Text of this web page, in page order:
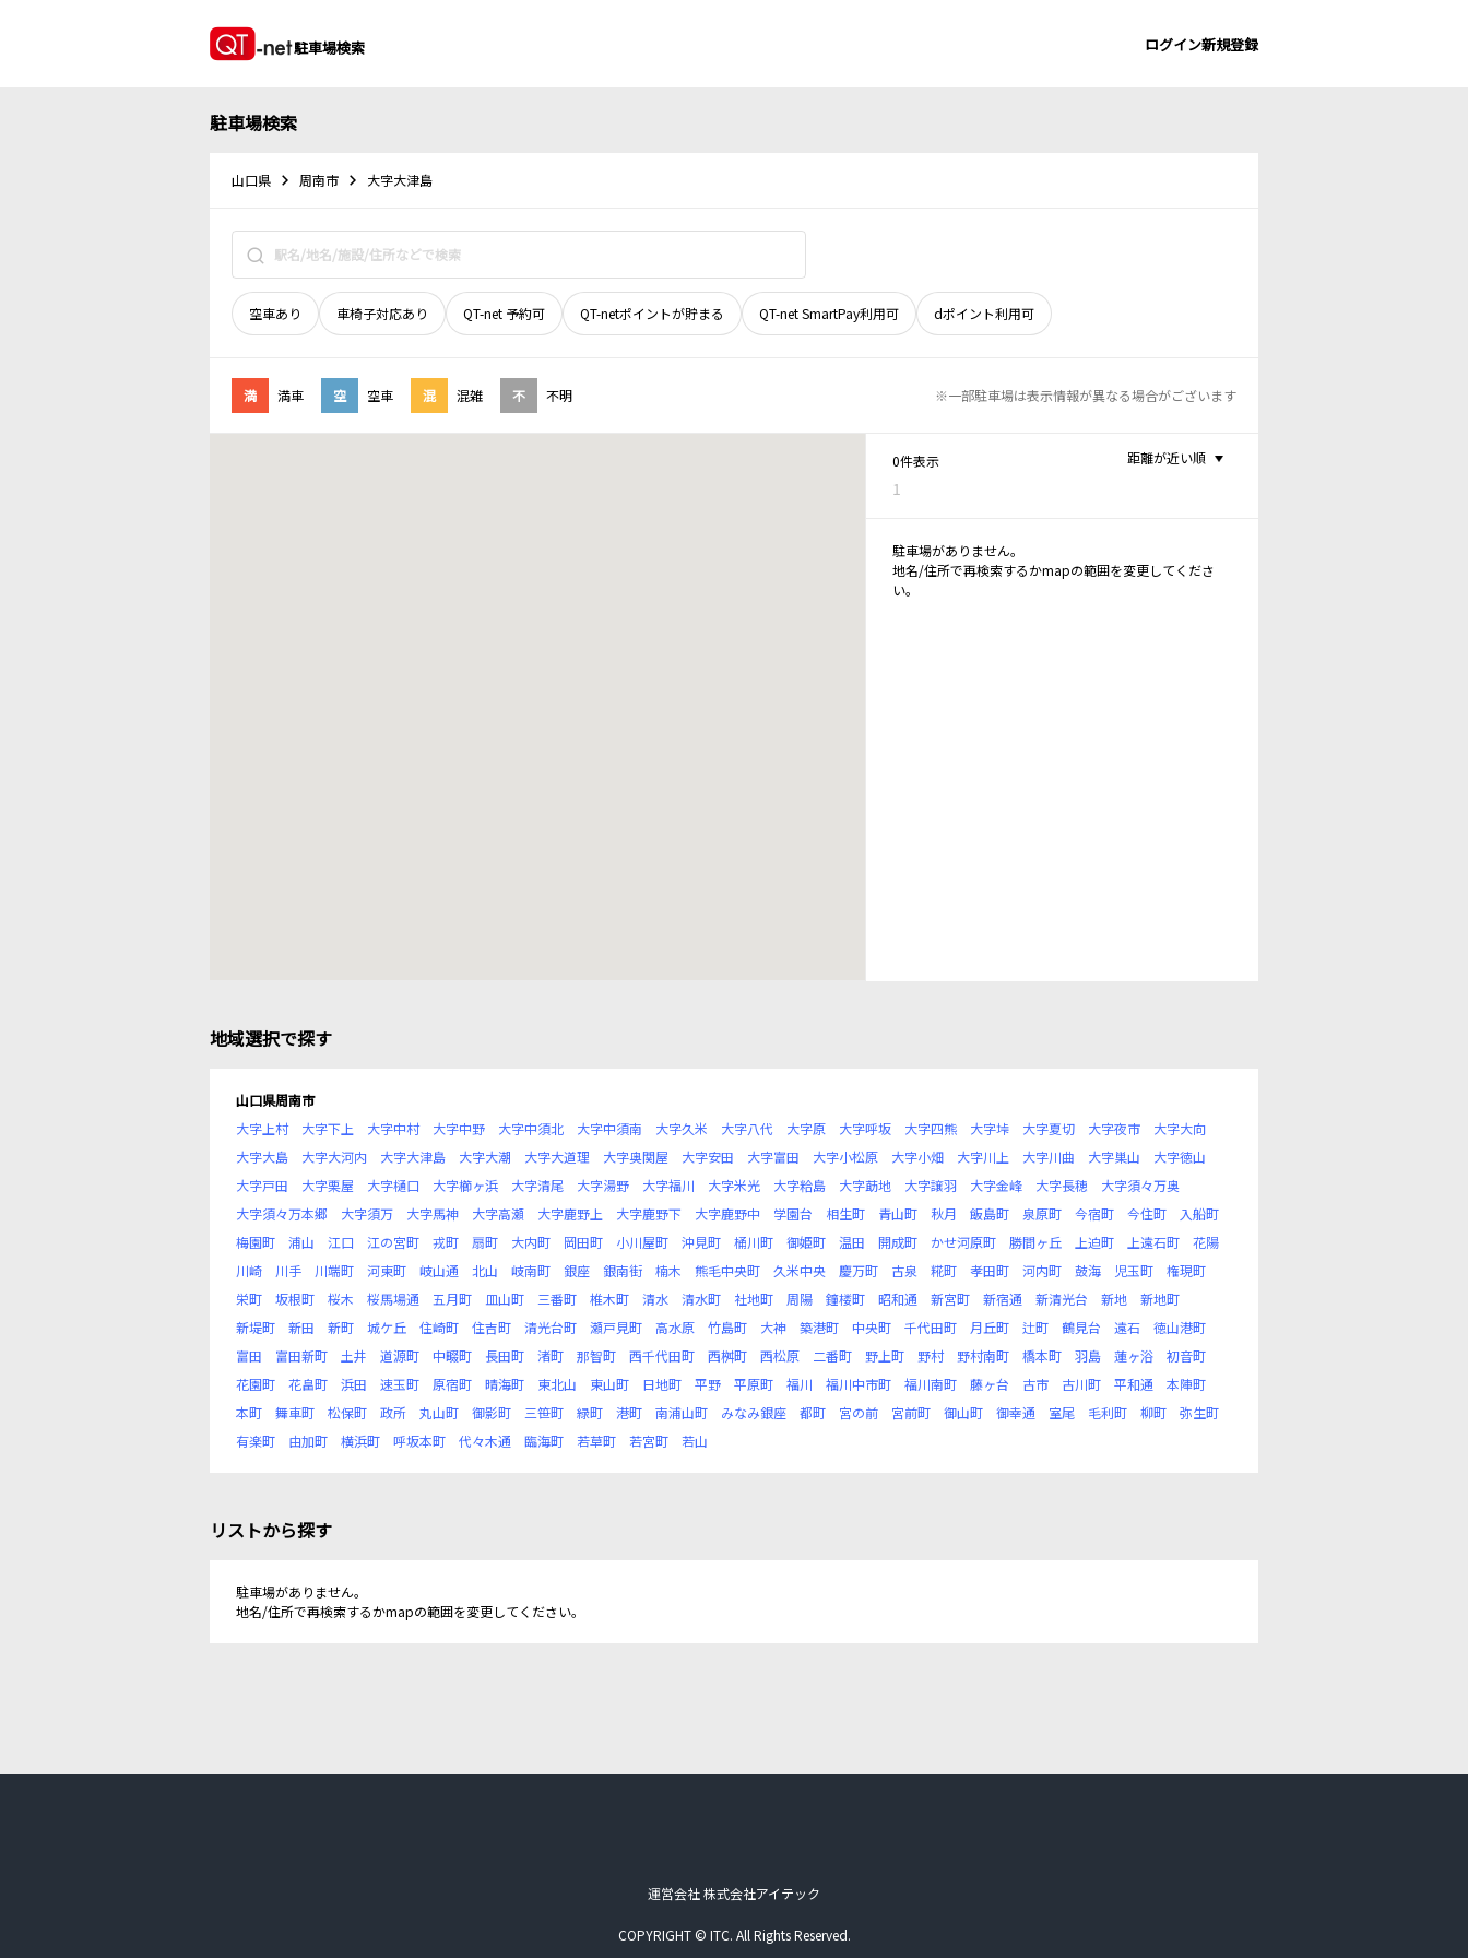
駐車場検索 ログイン新規登録
駐車場検索
山口県 周南市 大字大津島
空車あり 車椅子対応あり QT-net 予約可 QT-netポイントが貯まる QT-net SmartPay利用可 dポイント利用可
満 満車 空 空車 混 混雑 不 不明 ※一部駐車場は表示情報が異なる場合がございます
0件表示
1
距離が近い順
駐車場がありません。
地名/住所で再検索するかmapの範囲を変更してくださ
い。
地域選択で探す
山口県周南市
大字上村
大字下上 大字中村 大字中野 大字中須北 大字中須南 大字久米 大字八代 大字原 大字呼坂 大字四熊 大字垰 大字夏切 大字夜市
大字大向
大字大島
大字大河内 大字大津島 大字大潮 大字大道理 大字奥関屋 大字安田 大字富田 大字小松原 大字小畑 大字川上 大字川曲 大字巣山
大字徳山
大字戸田
大字栗屋 大字樋口 大字櫛ヶ浜 大字清尾 大字湯野 大字福川 大字米光 大字粭島 大字莇地 大字譲羽 大字金峰 大字長穂
大字須々万奥
大字須々万本郷
大字須万 大字馬神 大字高瀬 大字鹿野上 大字鹿野下 大字鹿野中 学園台 相生町 青山町 秋月 飯島町 泉原町 今宿町 今住町
入船町
梅園町
浦山 江口 江の宮町 戎町 扇町 大内町 岡田町 小川屋町 沖見町 桶川町 御姫町 温田 開成町 かせ河原町 勝間ヶ丘 上迫町 上遠石町
花陽
川崎
川手 川端町 河東町 岐山通 北山 岐南町 銀座 銀南街 楠木 熊毛中央町 久米中央 慶万町 古泉 糀町 孝田町 河内町 鼓海 児玉町
権現町
栄町
坂根町 桜木 桜馬場通 五月町 皿山町 三番町 椎木町 清水 清水町 社地町 周陽 鐘楼町 昭和通 新宮町 新宿通 新清光台 新地
新地町
新堤町
新田 新町 城ケ丘 住崎町 住吉町 清光台町 瀬戸見町 高水原 竹島町 大神 築港町 中央町 千代田町 月丘町 辻町 鶴見台 遠石
徳山港町
富田
富田新町 土井 道源町 中畷町 長田町 渚町 那智町 西千代田町 西桝町 西松原 二番町 野上町 野村 野村南町 橋本町 羽島 蓮ヶ浴
初音町
花園町
花畠町 浜田 速玉町 原宿町 晴海町 東北山 東山町 日地町 平野 平原町 福川 福川中市町 福川南町 藤ヶ台 古市 古川町 平和通
本陣町
本町
舞車町 松保町 政所 丸山町 御影町 三笹町 緑町 港町 南浦山町 みなみ銀座 都町 宮の前 宮前町 御山町 御幸通 室尾 毛利町 柳町
弥生町
有楽町
由加町 横浜町 呼坂本町 代々木通 臨海町 若草町 若宮町 若山
リストから探す
駐車場がありません。
地名/住所で再検索するかmapの範囲を変更してください。
運営会社 株式会社アイテック
COPYRIGHT © ITC. All Rights Reserved.